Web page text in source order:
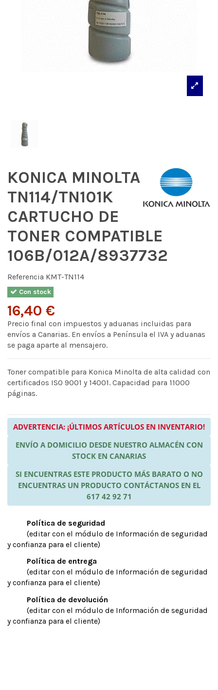
KONICA MINOLTA
TN114/TN101K
CARTUCHO DE
TONER COMPATIBLE
106B/012A/8937732
Referencia KMT-TN114
Con stock
16,40 €
Precio final con impuestos y aduanas incluidas para
envíos a Canarias. En envíos a Península el IVA y aduanas
se paga aparte al mensajero.
Toner compatible para Konica Minolta de alta calidad con
certificados ISO 9001 y 14001. Capacidad para 11000
páginas.
ADVERTENCIA: ¡ÚLTIMOS ARTÍCULOS EN INVENTARIO!
ENVÍO A DOMICILIO DESDE NUESTRO ALMACÉN CON
STOCK EN CANARIAS
SI ENCUENTRAS ESTE PRODUCTO MÁS BARATO O NO
ENCUENTRAS UN PRODUCTO CONTÁCTANOS EN EL
617 42 92 71
Política de seguridad
(editar con el módulo de Información de seguridad
y confianza para el cliente)
Política de entrega
(editar con el módulo de Información de seguridad
y confianza para el cliente)
Política de devolución
(editar con el módulo de Información de seguridad
y confianza para el cliente)